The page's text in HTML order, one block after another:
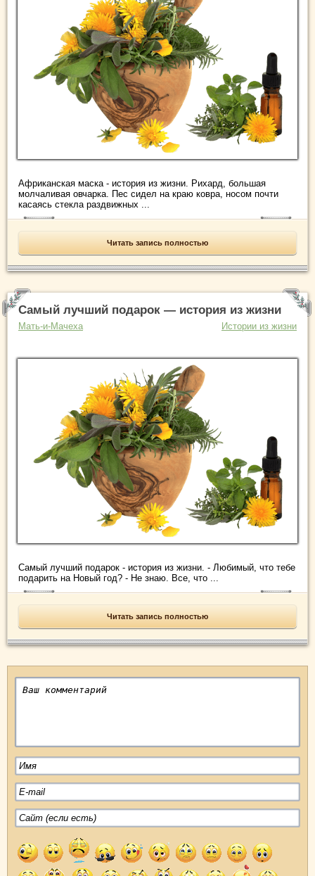
Африканская маска - история из жизни. Рихард, большая
молчаливая овчарка. Пес сидел на краю ковра, носом почти
касаясь стекла раздвижных ...
Читать запись полностью
Самый лучший подарок — история из жизни
Мать-и-Мачеха Истории из жизни
Самый лучший подарок - история из жизни. - Любимый, что тебе
подарить на Новый год? - Не знаю. Все, что ...
Читать запись полностью